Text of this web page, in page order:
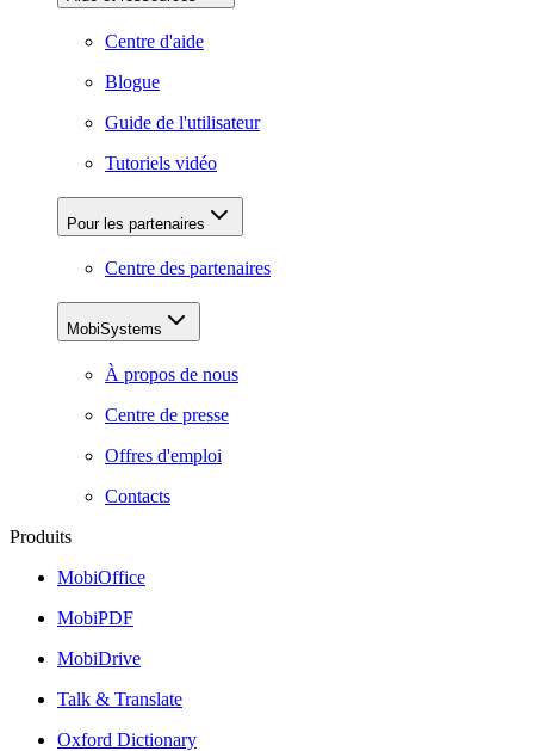
Centre d'aide
Blogue
Guide de l'utilisateur
Tutoriels vidéo
Pour les partenaires
Centre des partenaires
MobiSystems
À propos de nous
Centre de presse
Offres d'emploi
Contacts
Produits
MobiOffice
MobiPDF
MobiDrive
Talk & Translate
Oxford Dictionary